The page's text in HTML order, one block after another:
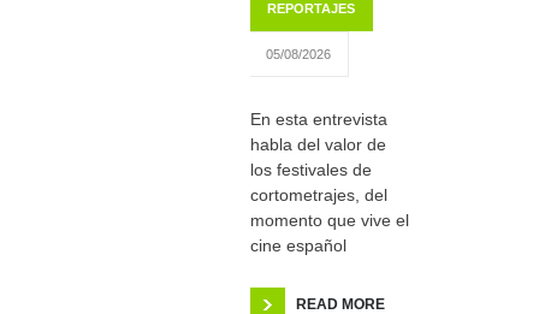
REPORTAJES
05/08/2026
En esta entrevista
habla del valor de
los festivales de
cortometrajes, del
momento que vive el
cine español
READ MORE